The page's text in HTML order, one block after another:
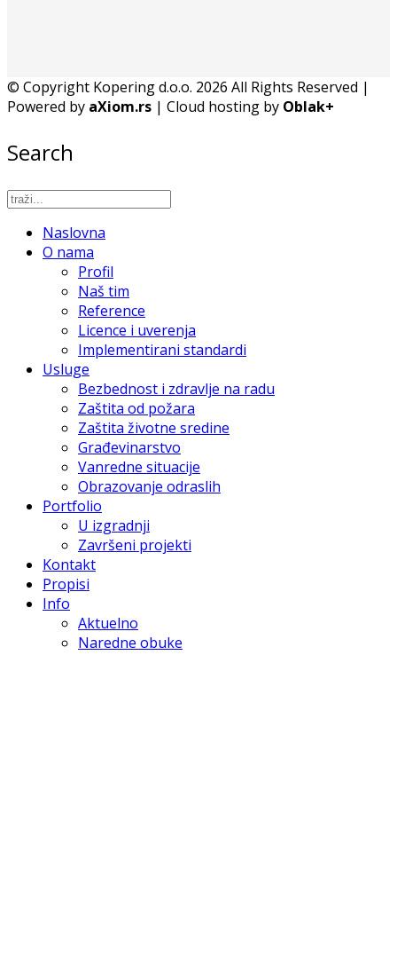
© Copyright Kopering d.o.o. 2026 All Rights Reserved |
Powered by aXiom.rs | Cloud hosting by Oblak+
Search
Naslovna
O nama
Profil
Naš tim
Reference
Licence i uverenja
Implementirani standardi
Usluge
Bezbednost i zdravlje na radu
Zaštita od požara
Zaštita životne sredine
Građevinarstvo
Vanredne situacije
Obrazovanje odraslih
Portfolio
U izgradnji
Završeni projekti
Kontakt
Propisi
Info
Aktuelno
Naredne obuke